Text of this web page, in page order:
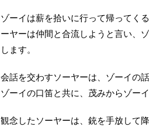
ゾーイは薪を拾いに行って帰ってく
ーヤーは仲間と合流しようと言い、
します。
会話を交わすソーヤーは、ゾーイの
ゾーイの口笛と共に、茂みからゾー
観念したソーヤーは、銃を手放して降